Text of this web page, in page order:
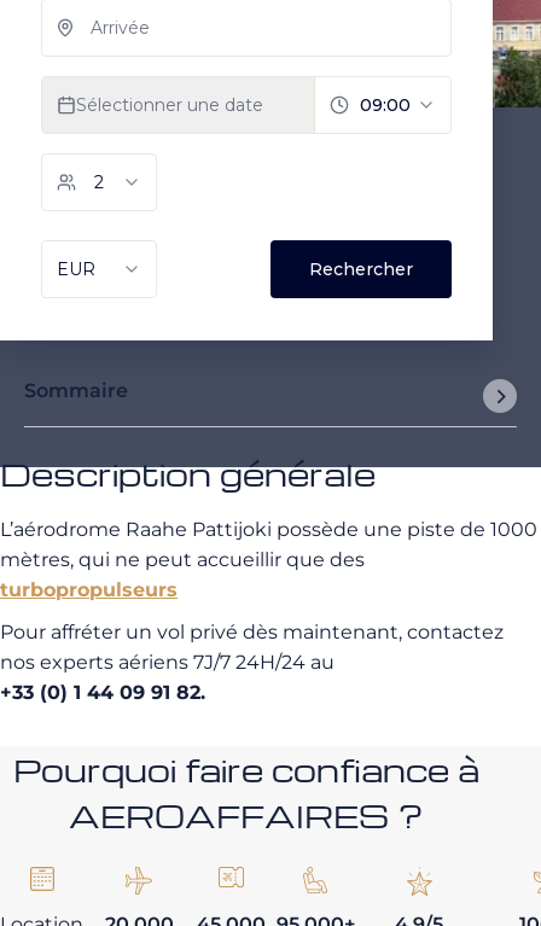
Sommaire
Description générale
L’aérodrome Raahe Pattijoki possède une piste de 1000
mètres, qui ne peut accueillir que des
turbopropulseurs
Pour affréter un vol privé dès maintenant, contactez
nos experts aériens 7J/7 24H/24 au
+33 (0) 1 44 09 91 82.
Pourquoi faire confiance à
AEROAFFAIRES ?